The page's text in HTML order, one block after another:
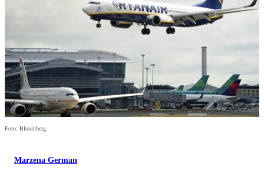
Foto: Bloomberg
Marzena German